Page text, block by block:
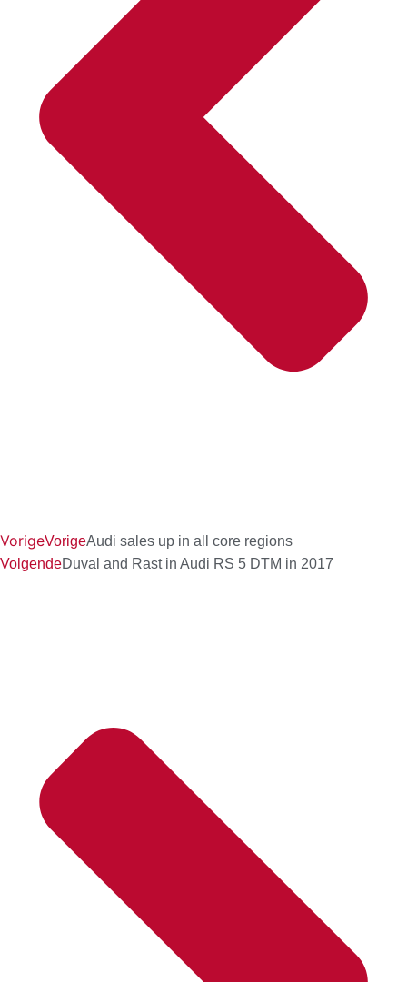
VorigeVorigeAudi sales up in all core regions
VolgendeDuval and Rast in Audi RS 5 DTM in 2017